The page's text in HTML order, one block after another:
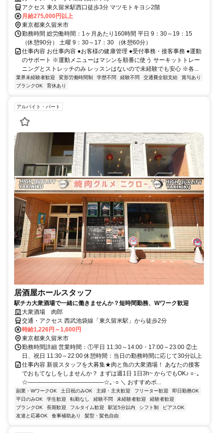
アクセス 東久留米駅西口徒歩3分 マツモトキヨシ2階
月給275,000円以上
東京都東久留米市
勤務時間 総労働時間：1ヶ月あたり160時間 平日 9：30～19：15
（休憩90分） 土曜 9：30～17：30 （休憩60分）
仕事内容 お仕事内容 ●お客様の健康管理 ●受付事務・接客事務 ●運動
のサポート ※運動メニューはマシンを順番に使う サーキットトレー
ニングとストレッチのみ レッスンはないので未経験でも安心 ※各...
業界未経験者歓迎 変形労働時間制 学歴不問 経験不問 交通費全額支給
賞与あり
ブランクOK
育休あり
アルバイト・パート
居酒屋ホールスタッフ
駅チカ大衆酒場で一緒に働きませんか？短時間勤務、Wワーク歓迎
大衆酒場 肉郎
交通・アクセス 西武池袋線「東久留米駅」から徒歩2分
時給1,226円～1,600円
東京都東久留米市
勤務時間詳細 営業時間：①平日 11:30～14:00・17:00～23:00 ②土
日、祝日 11:30～22:00 休憩時間：当日の勤務時間に応じて30分以上
仕事内容 新規スタッフを大募集★肉と魚の大衆酒場！ あなたの接客
でおもてなしをしませんか？ まずは週1日 1日3h~ からでもOK♪ ○･｡
☆―――――――――――――☆｡･○ ＼ おすすめポ...
副業・WワークOK 土日祝のみOK 主婦・主夫歓迎 フリーター歓迎
即日勤務OK
平日のみOK
学生歓迎 転勤なし 経験不問 未経験者歓迎
経験者歓迎
ブランクOK
長期歓迎 フルタイム歓迎 駅近5分以内 シフト制
ピアスOK
友達と応募OK
食事補助あり 髪型・髪色自由